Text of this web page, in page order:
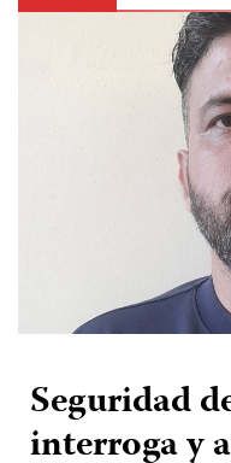
Seguridad
interroga y